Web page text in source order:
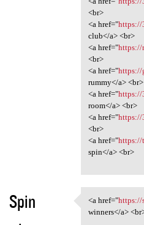
<br>
<a href="https://
club</a> <br>
<a href="https://
<br>
<a href="https://
rummy</a> <br>
<a href="https://
room</a> <br>
<a href="https://
<br>
<a href="https://
spin</a> <br>
Spin
<a
<a href="https://
winners</a>